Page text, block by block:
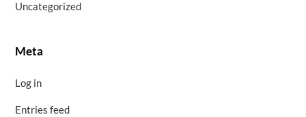
Uncategorized
Meta
Log in
Entries feed